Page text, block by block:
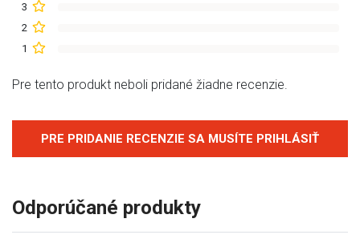
3
2
1
Pre tento produkt neboli pridané žiadne recenzie.
PRE PRIDANIE RECENZIE SA MUSÍTE PRIHLÁSIŤ
Odporúčané produkty